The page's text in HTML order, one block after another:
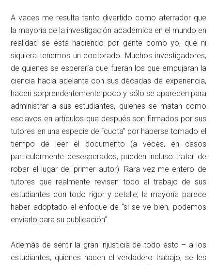
A veces me resulta tanto divertido como aterrador que
la mayoría de la investigación académica en el mundo en
realidad se está haciendo por gente como yo, que ni
siquiera tenemos un doctorado. Muchos investigadores,
de quienes se esperaría que fueran los que empujaran la
ciencia hacia adelante con sus décadas de experiencia,
hacen sorprendentemente poco y sólo se aparecen para
administrar a sus estudiantes, quienes se matan como
esclavos en artículos que después son firmados por sus
tutores en una especie de “cuota” por haberse tomado el
tiempo de leer el documento (a veces, en casos
particularmente desesperados, pueden incluso tratar de
robar el lugar del primer autor). Rara vez me entero de
tutores que realmente revisen todo el trabajo de sus
estudiantes con todo rigor y detalle; la mayoría parece
haber adoptado el enfoque de “si se ve bien, podemos
enviarlo para su publicación”.
Además de sentir la gran injusticia de todo esto – a los
estudiantes, quienes hacen el verdadero trabajo, se les